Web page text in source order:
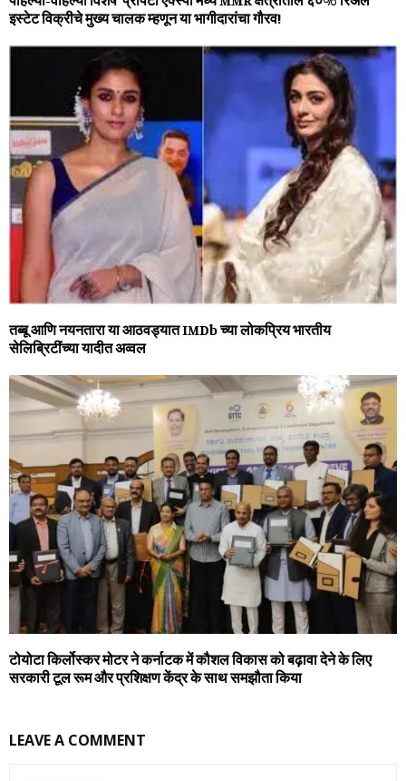
इस्टेट विक्रीचे मुख्य चालक म्हणून या भागीदारांचा गौरव!
तब्बू आणि नयनतारा या आठवड्यात IMDb च्या लोकप्रिय भारतीय
सेलिब्रिटींच्या यादीत अव्वल
टोयोटा किर्लोस्कर मोटर ने कर्नाटक में कौशल विकास को बढ़ावा देने के लिए
सरकारी टूल रूम और प्रशिक्षण केंद्र के साथ समझौता किया
LEAVE A COMMENT